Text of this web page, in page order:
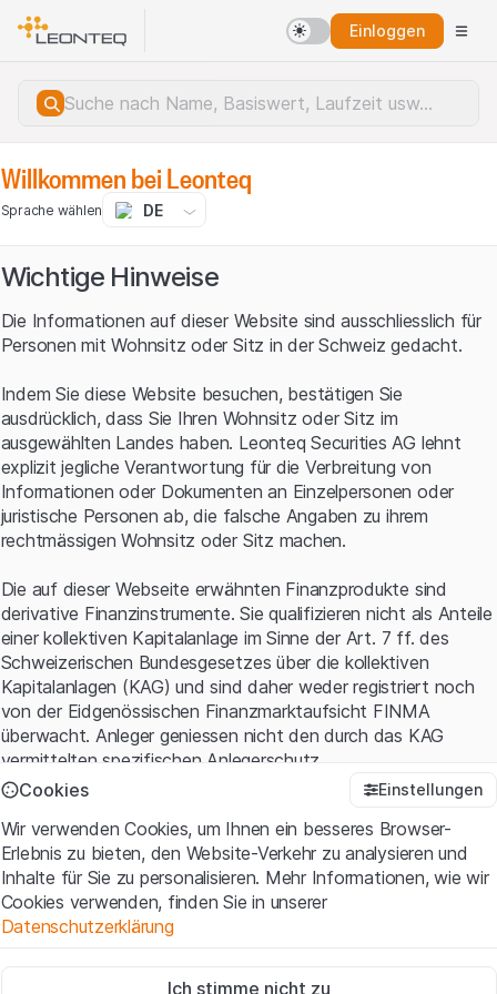
Einloggen
Krypto Marktdaten
Cannot show products.
0 of 0 20 Zeilen
Willkommen bei Leonteq
Sprache wählen DE
Wichtige Hinweise
Die Informationen auf dieser Website sind ausschliesslich für
Personen mit Wohnsitz oder Sitz in der Schweiz gedacht.
Indem Sie diese Website besuchen, bestätigen Sie
ausdrücklich, dass Sie Ihren Wohnsitz oder Sitz im
ausgewählten Landes haben. Leonteq Securities AG lehnt
explizit jegliche Verantwortung für die Verbreitung von
Informationen oder Dokumenten an Einzelpersonen oder
juristische Personen ab, die falsche Angaben zu ihrem
rechtmässigen Wohnsitz oder Sitz machen.
Die auf dieser Webseite erwähnten Finanzprodukte sind
derivative Finanzinstrumente. Sie qualifizieren nicht als Anteile
einer kollektiven Kapitalanlage im Sinne der Art. 7 ff. des
Schweizerischen Bundesgesetzes über die kollektiven
Kapitalanlagen (KAG) und sind daher weder registriert noch
von der Eidgenössischen Finanzmarktaufsicht FINMA
überwacht. Anleger geniessen nicht den durch das KAG
vermittelten spezifischen Anlegerschutz.
Mit dem Zugriff auf diese Website der Leonteq Securities AG
(die "Website") erklären Sie, dass Sie die rechtlichen
Informationen und die wichtigen Hinweise und
Nutzungsbedingungenverstanden haben und akzeptieren.
Wenn Sie mit den Nutzungsbedingungen nicht einverstanden
Cookies Einstellungen
Wir verwenden Cookies, um Ihnen ein besseres Browser-
Erlebnis zu bieten, den Website-Verkehr zu analysieren und
Inhalte für Sie zu personalisieren. Mehr Informationen, wie wir
Cookies verwenden, finden Sie in unserer
Datenschutzerklärung
Ich stimme nicht zu